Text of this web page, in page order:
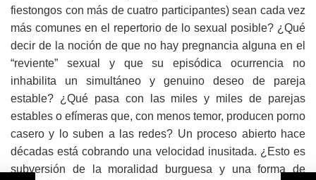
fiestongos con más de cuatro participantes) sean cada vez
más comunes en el repertorio de lo sexual posible? ¿Qué
decir de la noción de que no hay pregnancia alguna en el
“reviente” sexual y que su episódica ocurrencia no
inhabilita un simultáneo y genuino deseo de pareja
estable? ¿Qué pasa con las miles y miles de parejas
estables o efímeras que, con menos temor, producen porno
casero y lo suben a las redes? Un proceso abierto hace
décadas está cobrando una velocidad inusitada. ¿Esto es
subversión de la moralidad burguesa y una forma de